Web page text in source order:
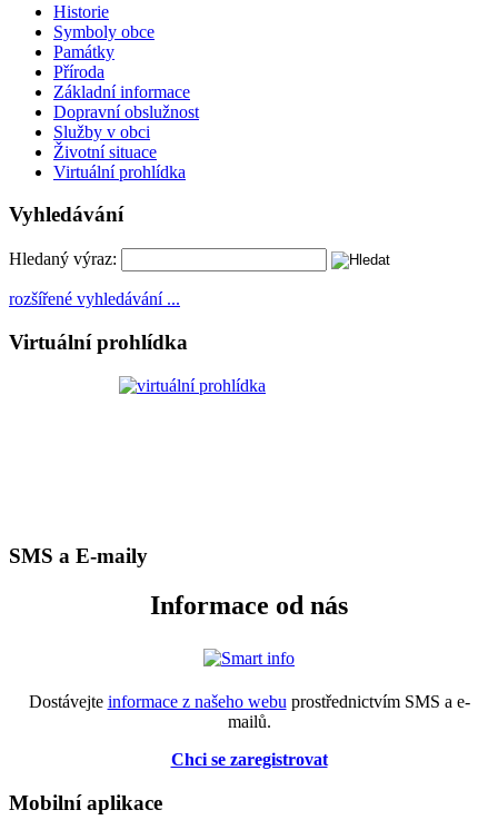
Historie
Symboly obce
Památky
Příroda
Základní informace
Dopravní obslužnost
Služby v obci
Životní situace
Virtuální prohlídka
Vyhledávání
Hledaný výraz:
rozšířené vyhledávání ...
Virtuální prohlídka
SMS a E-maily
Informace od nás
Dostávejte informace z našeho webu prostřednictvím SMS a e-
mailů.
Chci se zaregistrovat
Mobilní aplikace